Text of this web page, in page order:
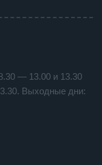
— 13.00 и 13.30
Выходные дни: